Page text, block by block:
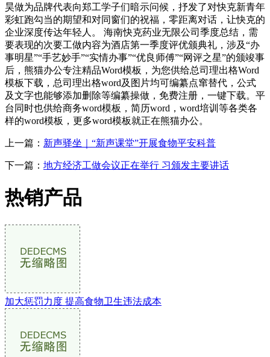
昊做为品牌代表向郑工学子们暗示问候，抒发了对快克新青年
彩虹跑勾当的期望和对同窗们的祝福，零距离对话，让快克的
企业深度传达年轻人。 海南快克药业无限公司季度总结，需
要表现的次要工做内容为酒店第一季度评优颁典礼，涉及“办
事明星”“手艺妙手”“实情办事”“优良师傅”“网评之星”的颁竣事
后，熊猫办公专注精品Word模板，为您供给总司理出格Word
模板下载，总司理出格word及图片均可编纂点窜替代，公式
及文字也能够添加删除等编纂操做，免费注册，一键下载。平
台同时也供给商务word模板，简历word，word培训等各类各
样的word模板，更多word模板就正在熊猫办公。
上一篇： 新声驿坐｜“新声课堂”开展食物平安科普
下一篇： 地方经济工做会议正在举行 习颁发主要讲话
热销产品
加大惩罚力度 提高食物卫生违法成本